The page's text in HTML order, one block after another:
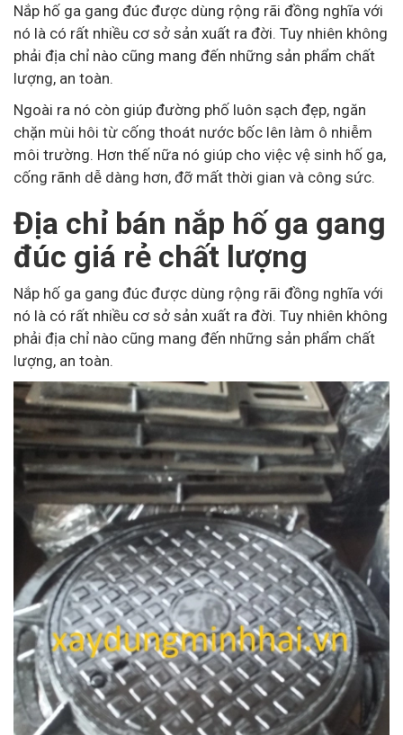
Nắp hố ga gang đúc được dùng rộng rãi đồng nghĩa với
nó là có rất nhiều cơ sở sản xuất ra đời. Tuy nhiên không
phải địa chỉ nào cũng mang đến những sản phẩm chất
lượng, an toàn.
Ngoài ra nó còn giúp đường phố luôn sạch đẹp, ngăn
chặn mùi hôi từ cống thoát nước bốc lên làm ô nhiễm
môi trường. Hơn thế nữa nó giúp cho việc vệ sinh hố ga,
cống rãnh dễ dàng hơn, đỡ mất thời gian và công sức.
Địa chỉ bán nắp hố ga gang
đúc giá rẻ chất lượng
Nắp hố ga gang đúc được dùng rộng rãi đồng nghĩa với
nó là có rất nhiều cơ sở sản xuất ra đời. Tuy nhiên không
phải địa chỉ nào cũng mang đến những sản phẩm chất
lượng, an toàn.